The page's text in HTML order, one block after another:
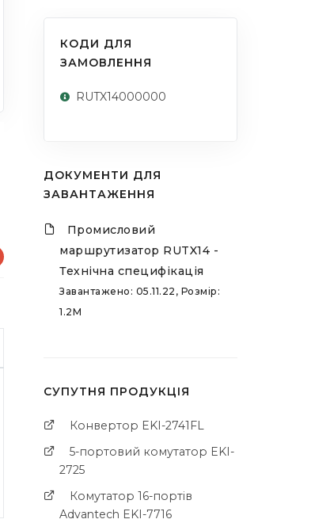
КОДИ ДЛЯ
ЗАМОВЛЕННЯ
RUTX14000000
ДОКУМЕНТИ ДЛЯ
ЗАВАНТАЖЕННЯ
Промисловий
маршрутизатор RUTX14 -
Технічна специфікація
Завантажено: 05.11.22, Розмір:
1.2M
СУПУТНЯ ПРОДУКЦІЯ
Конвертор EKI-2741FL
5-портовий комутатор EKI-
2725
Комутатор 16-портів
Advantech EKI-7716